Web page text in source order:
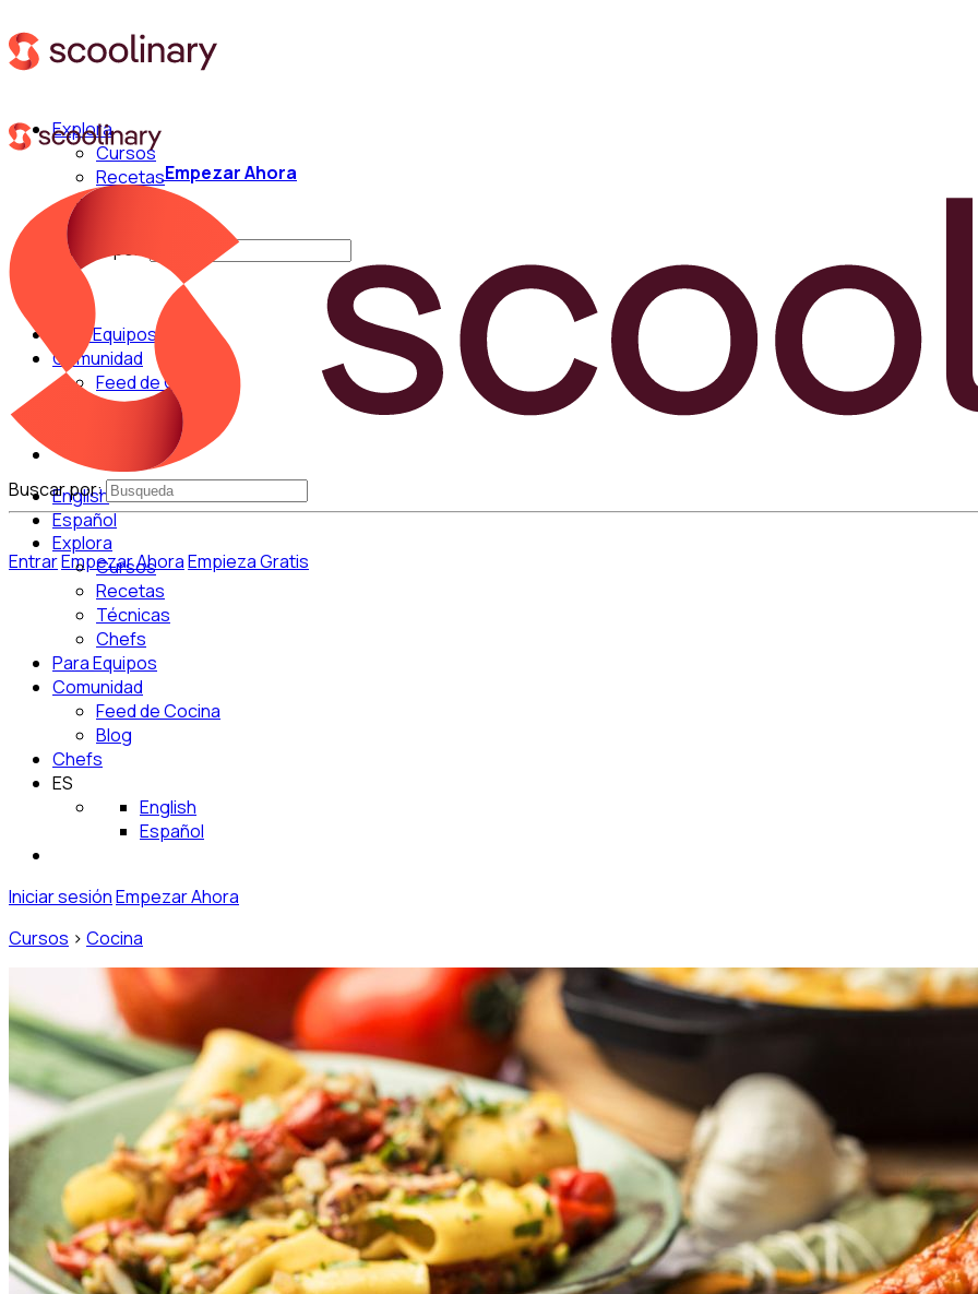
Explora
Cursos
Recetas
Buscar por:
Para Equipos
Comunidad
Feed de Cocina
Blog
English
Español
EntrarEmpezar AhoraEmpieza Gratis
Empezar Ahora
Buscar por:
Explora
Cursos
Recetas
Técnicas
Chefs
Para Equipos
Comunidad
Feed de Cocina
Blog
Chefs
ES
English
Español
Iniciar sesiónEmpezar Ahora
Cursos > Cocina